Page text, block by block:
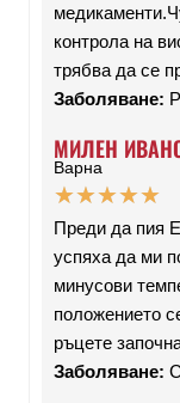
контрола на
трябва да се
Заболяване:
МИЛЕН
Варна
★★★★★
Преди да пия
успяха да ми
минусови
положението
ръцете
Заболяване: